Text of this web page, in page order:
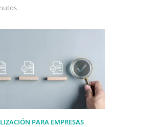
PARA EMPRESAS